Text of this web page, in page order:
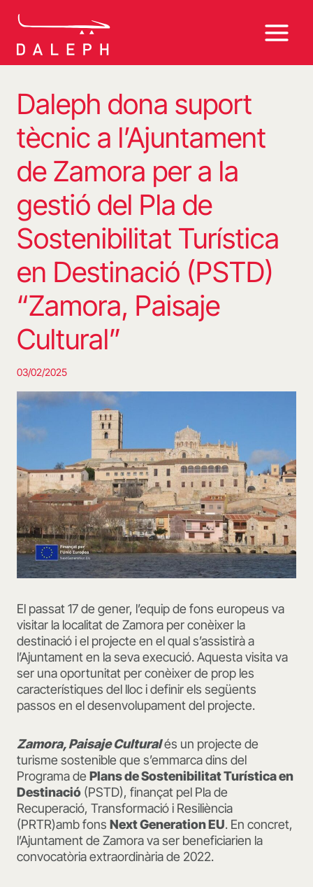
Daleph dona suport
tècnic a l’Ajuntament
de Zamora per a la
gestió del Pla de
Sostenibilitat Turística
en Destinació (PSTD)
“Zamora, Paisaje
Cultural”
03/02/2025
El passat 17 de gener, l’equip de fons europeus va
visitar la localitat de Zamora per conèixer la
destinació i el projecte en el qual s’assistirà a
l’Ajuntament en la seva execució. Aquesta visita va
ser una oportunitat per conèixer de prop les
característiques del lloc i definir els següents
passos en el desenvolupament del projecte.
Zamora, Paisaje Culturalés un projecte de
turisme sostenible que s’emmarca dins del
Programa de Plans de Sostenibilitat Turística en
Destinació (PSTD), finançat pel Pla de
Recuperació, Transformació i Resiliència
(PRTR)amb fons Next Generation EU. En concret,
l’Ajuntament de Zamora va ser beneficiarien la
convocatòria extraordinària de 2022.